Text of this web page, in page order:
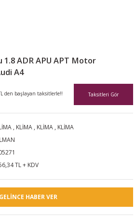
1.8 ADR APU APT Motor
A4
den başlayan taksitlerle!! Taksitleri Gör
, KLİMA , KLİMA , KLİMA
TL + KDV
GELINCE HABER VER